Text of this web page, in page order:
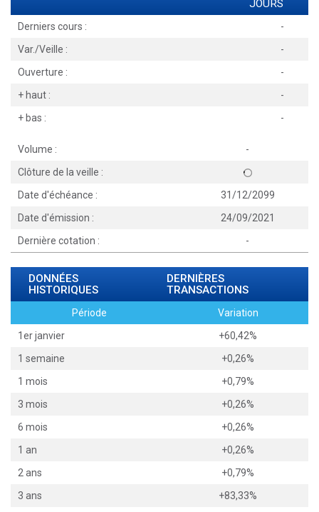
JOURS
Derniers cours :
-
Var./Veille :
-
Ouverture :
-
+ haut :
-
+ bas :
-
Volume :
-
Clôture de la veille :
Date d'échéance :
31/12/2099
Date d'émission :
24/09/2021
Dernière cotation :
-
DONNÉES
HISTORIQUES
DERNIÈRES
TRANSACTIONS
Période
Variation
1er janvier
+60,42%
1 semaine
+0,26%
1 mois
+0,79%
3 mois
+0,26%
6 mois
+0,26%
1 an
+0,26%
2 ans
+0,79%
3 ans
+83,33%